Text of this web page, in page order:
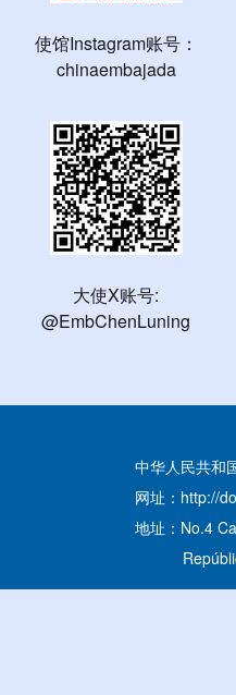
使馆Instagram账号：
chinaembajada
大使X账号:
@EmbChenLuning
中华人民共和
网址：http://
地址：No.4